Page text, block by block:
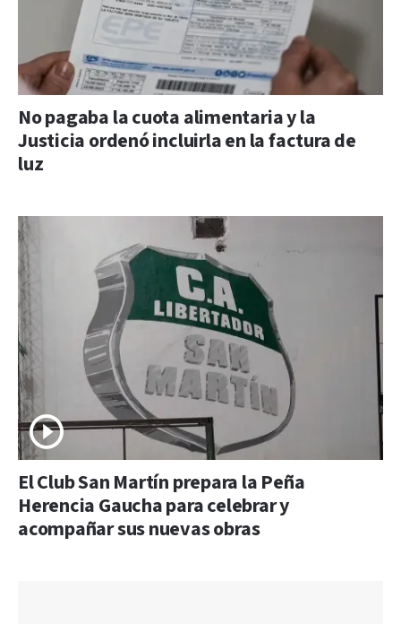
No pagaba la cuota alimentaria y la
Justicia ordenó incluirla en la factura de
luz
El Club San Martín prepara la Peña
Herencia Gaucha para celebrar y
acompañar sus nuevas obras